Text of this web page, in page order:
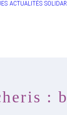
ACTUALITÉS
: